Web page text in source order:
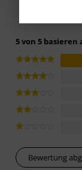
5 von 5
Bewertung